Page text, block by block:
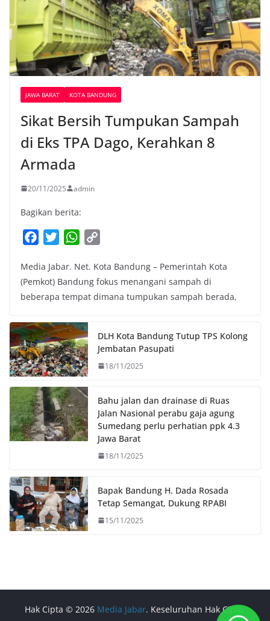
JAWA BARAT KOTA BANDUNG
Sikat Bersih Tumpukan Sampah
di Eks TPA Dago, Kerahkan 8
Armada
20/11/2025 admin
Bagikan berita:
c
e
b
o
k
i
t
t
r
W
a
t
s
p
p
p
y
L
n
k
Media Jabar. Net. Kota Bandung – Pemerintah Kota
(Pemkot) Bandung fokus menangani sampah di
beberapa tempat dimana tumpukan sampah berada,
DLH Kota Bandung Tutup TPS Kolong
Jembatan Pasupati
18/11/2025
Bahu jalan dan drainase di Ruas
Jalan Nasional perabu gaja agung
Sumedang perlu perhatian ppk 4.3
Jawa Barat
18/11/2025
Bapak Bandung H. Dada Rosada
Tetap Semangat, Dukung RPABI
15/11/2025
Hak Cipta © 2026 Media Jabar. Keseluruhan Hak Cipta.